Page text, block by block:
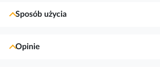
Sposób użycia
Opinie